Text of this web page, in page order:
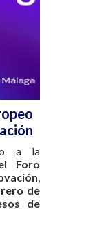
a la
Foro
,
de
de